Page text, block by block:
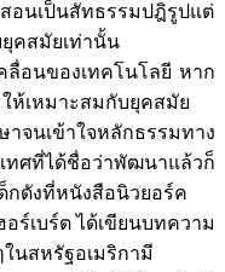
อนเป็นสัทธรรมปฎิรูปแต่
ยุคสมัยเท่านั้น
นของเทคโนโลยี หาก
ห้เหมาะสมกับยุคสมัย
นเข้าใจหลักธรรมทาง
ทศที่ได้ชื่อว่าพัฒนาแล้วก็
กดังที่หนังสือนิวยอร์ค
ร์เบร์ต ได้เขียนบทความ
นสหรัฐอเมริกามี